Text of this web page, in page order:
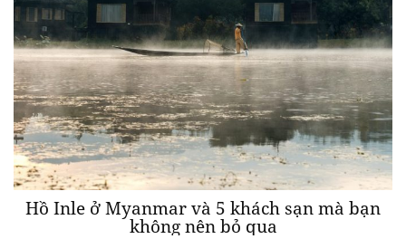
Hồ Inle ở Myanmar và 5 khách sạn mà bạn
không nên bỏ qua